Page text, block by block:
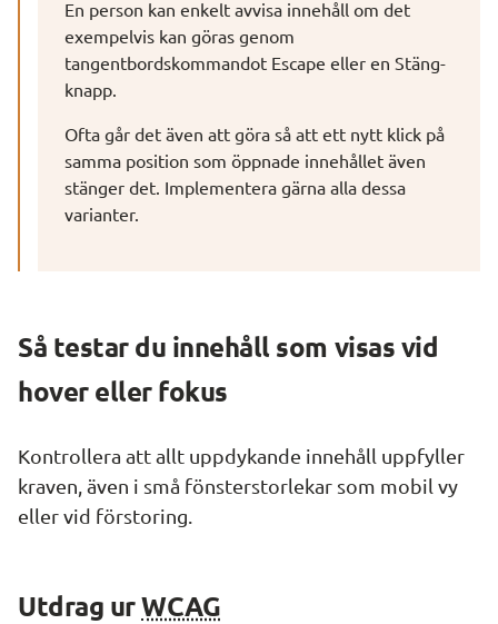
En person kan enkelt avvisa innehåll om det
exempelvis kan göras genom
tangentbordskommandot Escape eller en Stäng-
knapp.
Ofta går det även att göra så att ett nytt klick på
samma position som öppnade innehållet även
stänger det. Implementera gärna alla dessa
varianter.
hover eller fokus
Kontrollera att allt uppdykande innehåll uppfyller
kraven, även i små fönsterstorlekar som mobil vy
eller vid förstoring.
Utdrag ur WCAG